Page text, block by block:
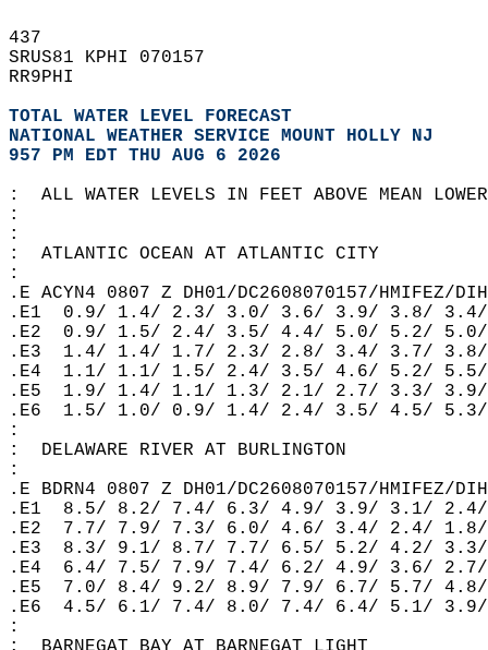
437
SRUS81 KPHI 070157
RR9PHI
TOTAL WATER LEVEL FORECAST
NATIONAL WEATHER SERVICE MOUNT HOLLY NJ
957 PM EDT THU AUG 6 2026
:  ALL WATER LEVELS IN FEET ABOVE MEAN
:
:
:  ATLANTIC OCEAN AT ATLANTIC CITY
:
.E ACYN4 0807 Z DH01/DC2608070157/HMIFEZ/
.E1  0.9/ 1.4/ 2.3/ 3.0/ 3.6/ 3.9/ 3.8/
.E2  0.9/ 1.5/ 2.4/ 3.5/ 4.4/ 5.0/ 5.2/
.E3  1.4/ 1.4/ 1.7/ 2.3/ 2.8/ 3.4/ 3.7/
.E4  1.1/ 1.1/ 1.5/ 2.4/ 3.5/ 4.6/ 5.2/
.E5  1.9/ 1.4/ 1.1/ 1.3/ 2.1/ 2.7/ 3.3/
.E6  1.5/ 1.0/ 0.9/ 1.4/ 2.4/ 3.5/ 4.5/
:
:  DELAWARE RIVER AT BURLINGTON
:
.E BDRN4 0807 Z DH01/DC2608070157/HMIFEZ/
.E1  8.5/ 8.2/ 7.4/ 6.3/ 4.9/ 3.9/ 3.1/
.E2  7.7/ 7.9/ 7.3/ 6.0/ 4.6/ 3.4/ 2.4/
.E3  8.3/ 9.1/ 8.7/ 7.7/ 6.5/ 5.2/ 4.2/
.E4  6.4/ 7.5/ 7.9/ 7.4/ 6.2/ 4.9/ 3.6/
.E5  7.0/ 8.4/ 9.2/ 8.9/ 7.9/ 6.7/ 5.7/
.E6  4.5/ 6.1/ 7.4/ 8.0/ 7.4/ 6.4/ 5.1/
: